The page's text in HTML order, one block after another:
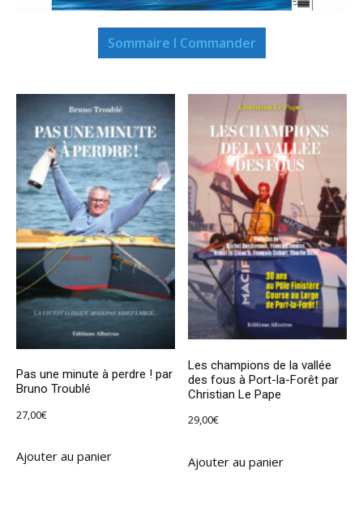
Sommaire I Commander
Pas une minute à perdre ! par
Bruno Troublé
27,00€
Ajouter au panier
Les champions de la vallée
des fous à Port-la-Forêt par
Christian Le Pape
29,00€
Ajouter au panier